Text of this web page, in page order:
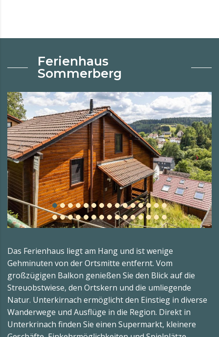
Ferienhaus
Sommerberg
Das Ferienhaus liegt am Hang und ist wenige
Gehminuten von der Ortsmitte entfernt. Vom
großzügigen Balkon genießen Sie den Blick auf die
Streuobstwiese, den Ortskern und die umliegende
Natur. Unterkirnach ermöglicht den Einstieg in diverse
Wanderwege und Ausflüge in die Region. Direkt in
Unterkrinach finden Sie einen Supermarkt, kleinere